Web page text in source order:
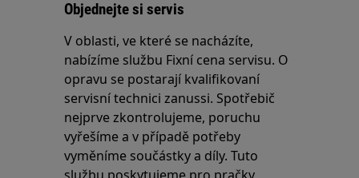
Objednejte si servis
V oblasti, ve které se nacházíte,
nabízíme službu Fixní cena servisu. O
opravu se postarají kvalifikovaní
servisní technici zanussi. Spotřebič
nejprve zkontrolujeme, poruchu
vyřešíme a v případě potřeby
vyměníme součástky a díly. Tuto